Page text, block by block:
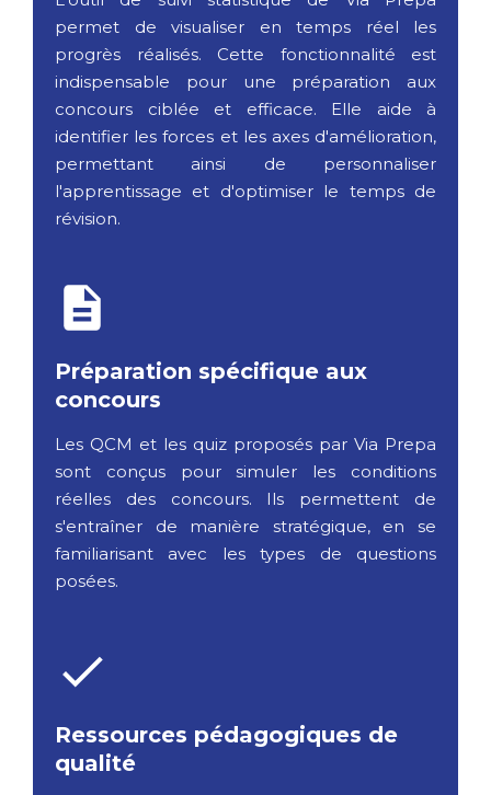
permet de visualiser en temps réel les
progrès réalisés. Cette fonctionnalité est
indispensable pour une préparation aux
concours ciblée et efficace. Elle aide à
identifier les forces et les axes d'amélioration,
permettant ainsi de personnaliser
l'apprentissage et d'optimiser le temps de
révision.
Préparation spécifique aux
concours
Les QCM et les quiz proposés par Via Prepa
sont conçus pour simuler les conditions
réelles des concours. Ils permettent de
s'entraîner de manière stratégique, en se
familiarisant avec les types de questions
posées.
Ressources pédagogiques de
qualité